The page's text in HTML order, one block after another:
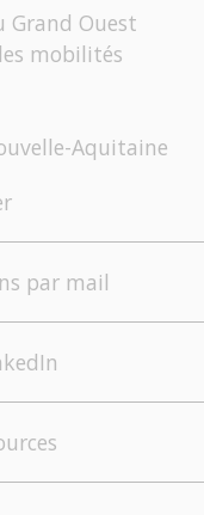
Grand Ouest
mobilités
Aquitaine
par mail